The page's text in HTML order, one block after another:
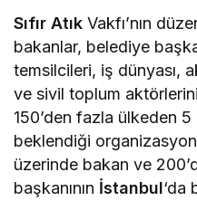
Sıfır Atık Vakfı’nın
bakanlar, belediye
temsilcileri, iş dünyası,
ve sivil toplum
150’den fazla ülkeden 5
beklendiği
üzerinde bakan ve
başkanının İstanbul‘da